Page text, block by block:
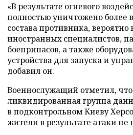
«В результате огневого
полностью уничтожено более
состава противника, вероятно
иностранных специалистов,
боеприпасов, а также
устройства для запуска и
добавил он.
Военнослужащий отметил, что
ликвидированная группа
в подконтрольном Киеву
жители в результате атаки не